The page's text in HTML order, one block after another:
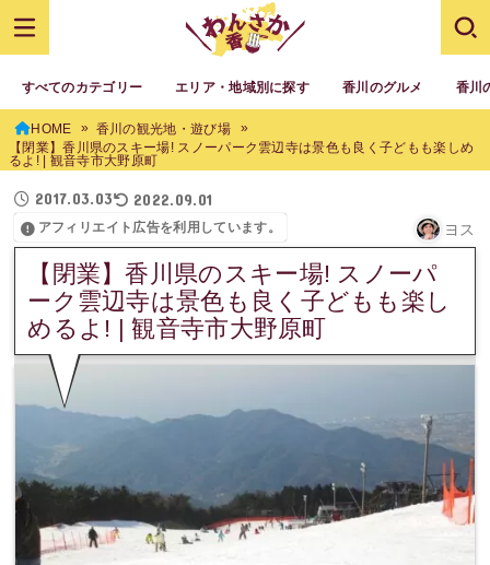
すべてのカテゴリー エリア・地域別に探す 香川のグルメ 香川
HOME
香川の観光地・遊び場
【閉業】香川県のスキー場! スノーパーク雲辺寺は景色も良く子どもも楽しめ
るよ! | 観音寺市大野原町
2017.03.03 2022.09.01
アフィリエイト広告を利用しています。 ヨス
【閉業】香川県のスキー場! スノーパ
ーク雲辺寺は景色も良く子どもも楽し
めるよ! | 観音寺市大野原町